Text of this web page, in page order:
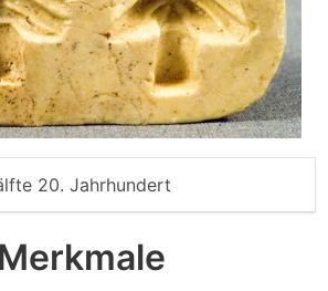
20. Jahrhundert
Merkmale